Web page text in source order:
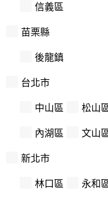
信義區
苗栗縣
後龍鎮
台北市
中山區 松山
內湖區 文山
新北市
林口區 永和